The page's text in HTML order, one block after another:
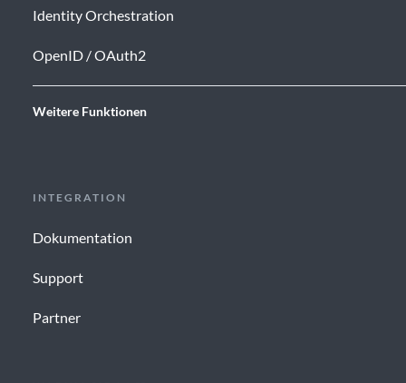
Identity Orchestration
OpenID / OAuth2
Weitere Funktionen
INTEGRATION
Dokumentation
Support
Partner